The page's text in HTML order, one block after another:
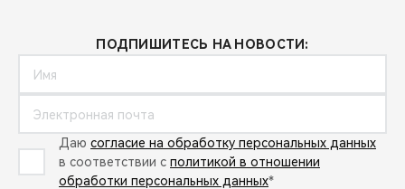
ПОДПИШИТЕСЬ НА НОВОСТИ:
Даю согласие на обработку персональных данных
в соответствии с политикой в отношении
обработки персональных данных*